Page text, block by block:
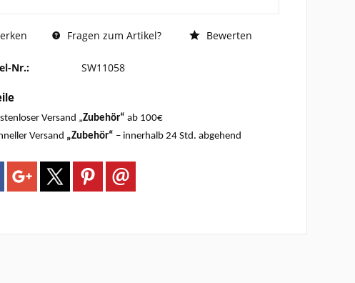
Fragen zum Artikel? Bewerten
Nr.: SW11058
Versand „Zubehör“ ab 100€
Versand „Zubehör“ – innerhalb 24 Std. abgehend